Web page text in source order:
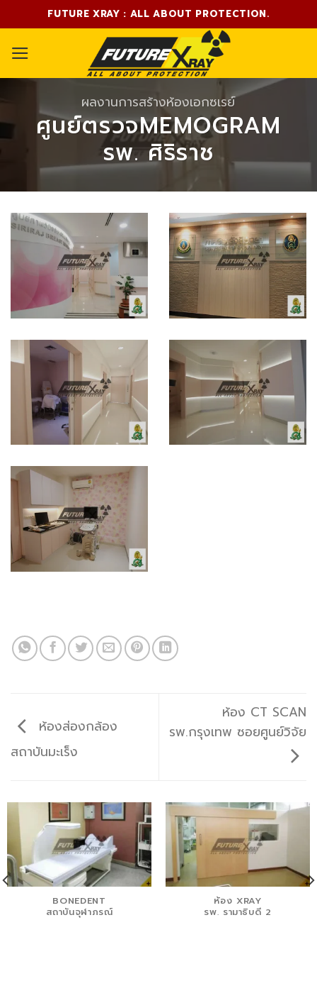
to
content
FUTURE XRAY : ALL ABOUT PROTECTION.
ผลงานการสร้างห้องเอกซเรย์
ศูนย์ตรวจMEMOGRAM
รพ. ศิริราช
ห้องส่องกล้อง
สถาบันมะเร็ง
ห้อง CT SCAN
รพ.กรุงเทพ ซอยศูนย์วิจัย
BONEDENT
สถาบันจุฬาภรณ์
ห้อง XRAY
รพ. รามาธิบดี 2